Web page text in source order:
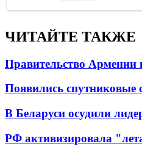
ЧИТАЙТЕ ТАКЖЕ
Правительство Армении
Появились спутниковые
В Беларуси осудили
РФ активизировала